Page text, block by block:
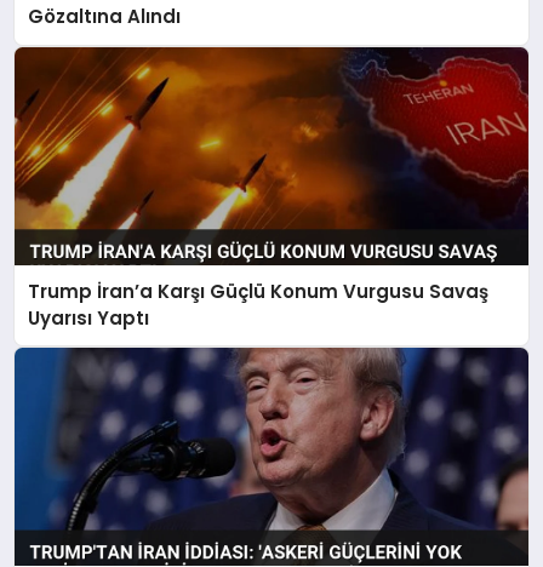
Gözaltına Alındı
Trump İran’a Karşı Güçlü Konum Vurgusu Savaş
Uyarısı Yaptı